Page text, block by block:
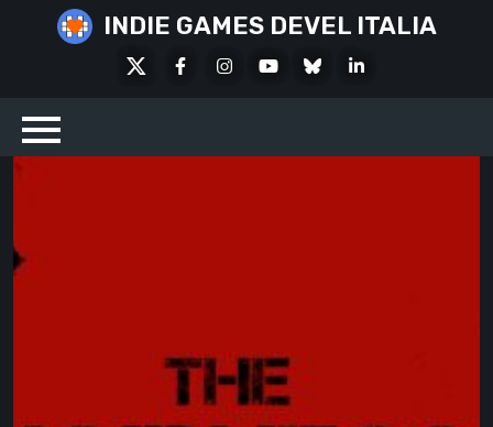
INDIE GAMES DEVEL ITALIA
FacebookInstagramYoutubeBlueskyLinkedIn